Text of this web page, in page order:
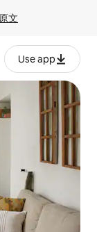
文
Use app